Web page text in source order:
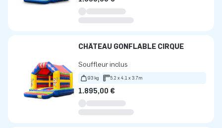
CHÂTEAU GONFLABLE CIRQUE
Souffleur inclus
93 kg 5.2 x 4.1 x 3.7m
1.895,00 €